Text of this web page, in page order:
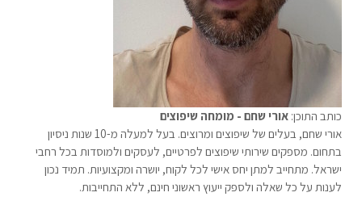
כותב התוכן: אורי שחם - מומחה שיפוצים
אורי שחם, בעלים של שיפוצים ומרוצים. בעל למעלה מ-10 שנות ניסיון
בתחום. מספקים שירותי שיפוצים לפרטיים, לעסקים ולמוסדות בכל רחבי
ישראל. מתחייב למתן יחס אישי לכל לקוח, יושרה ומקצועיות. תמיד נכון
לענות על כל שאלה ולספק ייעוץ ראשוני חינם, ללא התחייבות.